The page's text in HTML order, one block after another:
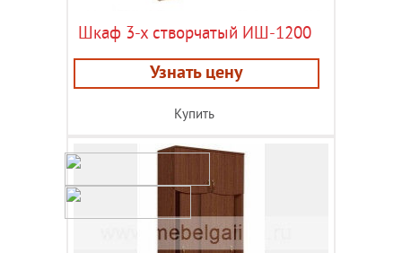
Шкаф 3-х створчатый ИШ-1200
Узнать цену
Купить